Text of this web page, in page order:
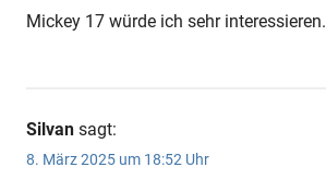
Mickey 17 würde ich sehr interessieren.
Silvan sagt:
8. März 2025 um 18:52 Uhr